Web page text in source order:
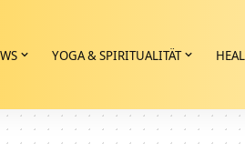
YOGA & SPIRITUALITÄT